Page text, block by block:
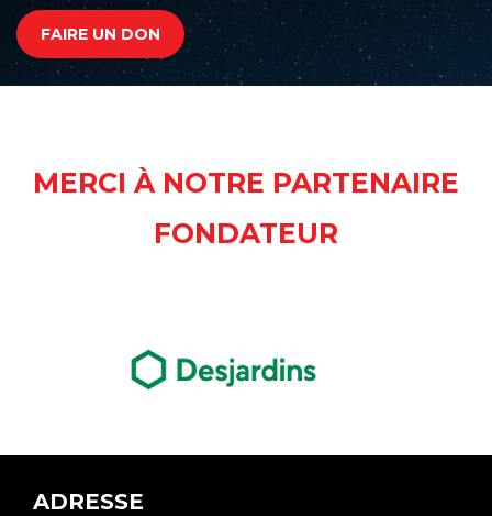
FAIRE UN DON
MERCI À NOTRE PARTENAIRE
FONDATEUR
ADRESSE